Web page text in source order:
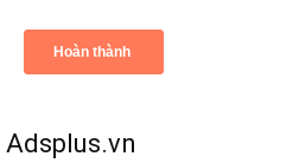
Adsplus.vn